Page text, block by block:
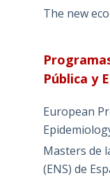
The new
Pública y
European
Masters de
(ENS) de